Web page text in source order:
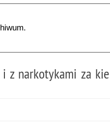
z narkotykami za